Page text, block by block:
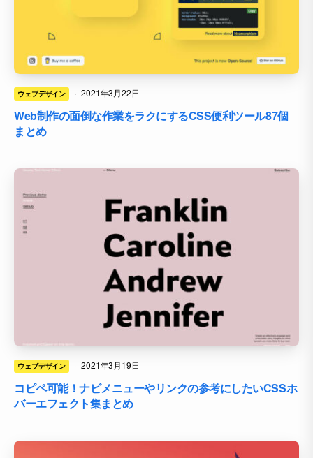
ウェブデザイン · 2021年3月22日
Web制作の面倒な作業をラクにするCSS便利ツール87個
まとめ
ウェブデザイン · 2021年3月19日
コピペ可能！ナビメニューやリンクの参考にしたいCSSホ
バーエフェクト集まとめ